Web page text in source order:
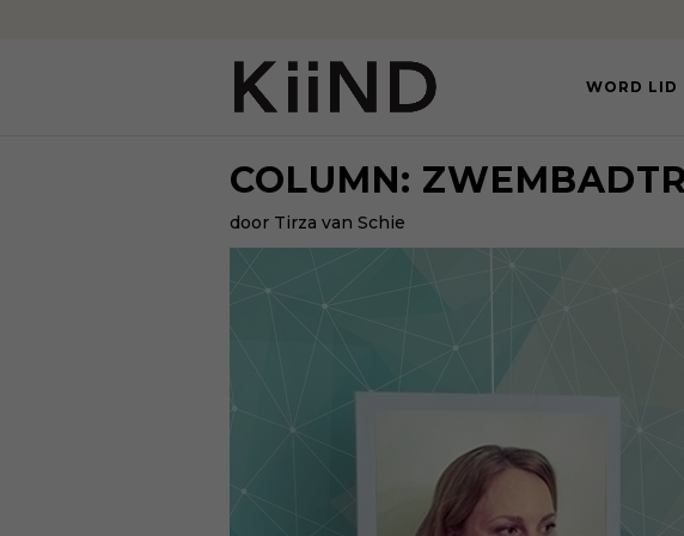
WORD LID
COLUMN:
door Tirza van Schie